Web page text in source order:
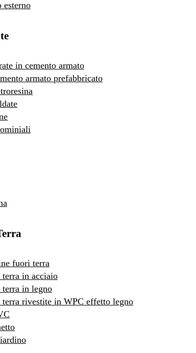
esterno
in cemento armato
armato prefabbricato
fuori terra
in acciaio
in legno
rivestite in WPC effetto legno